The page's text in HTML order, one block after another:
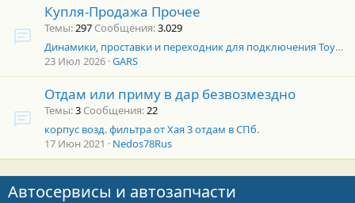
Купля-Продажа Прочее
Темы 297 Сообщения 3.029
Динамики, проставки и переходник для подключения Toyota Highlander 3 в задние двери
23 Июл 2026 GARS
Отдам или приму в дар безвозмездно
Темы 3 Сообщения 22
корпус возд. фильтра от Хая 3 отдам в СПб.
17 Июн 2021
Nedos78Rus
Автосервисы и автозапчасти